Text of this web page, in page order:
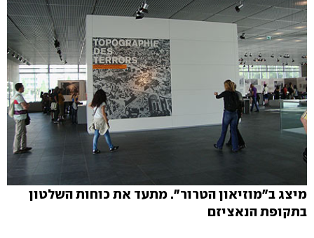
מיצג ב"מוזיאון הטרור". מתעד את כוחות השלטון
בתקופת הנאציזם